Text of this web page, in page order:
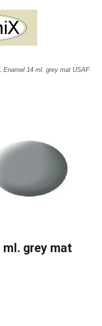
Enamel 14 ml. grey mat USAF
ml. grey mat